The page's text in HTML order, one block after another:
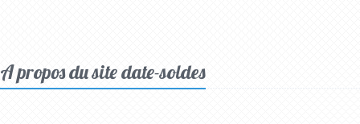
A propos du site date-soldes